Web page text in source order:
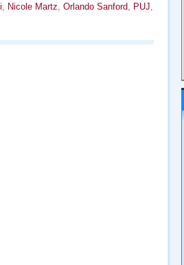
, Nicole Martz, Orlando Sanford, PUJ,